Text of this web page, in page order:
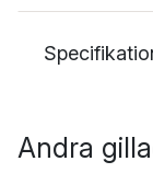
Andra